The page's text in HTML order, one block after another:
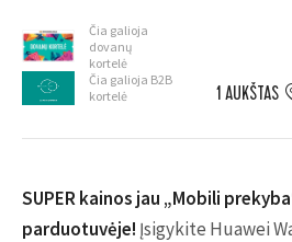
Čia galioja
dovanų
kortelė
Čia galioja B2B
kortelė
1 AUKŠTAS
SUPER kainos jau „Mobili
parduotuvėje! Įsigykite Huawei